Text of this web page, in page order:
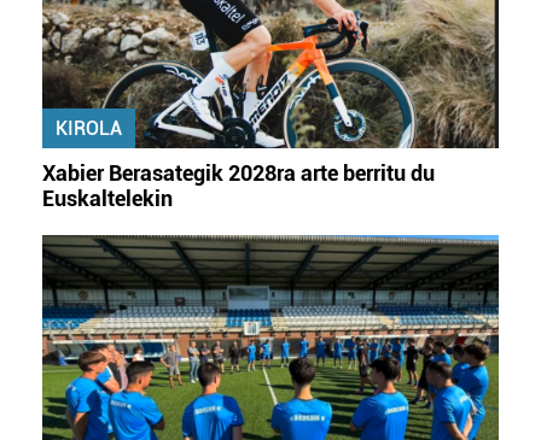
pertsonalizatuak eskaintzeko, iragarkiak eta edukia
neurtzeko, jendeari buruzko informazioa biltzeko eta
produktuak garatzeko. Zure datuak nork eta zertarako
erabiltzen dituen hauta dezakezu.
Bazkide batzuek ez dizute baimenik eskatzen, eta beren
interes komertzial legitimoetan babesten dira. Ikusi gure
duten interes legitimoa eta horren aurka nola egin
dezakezun ikusteko.
Lortu zure datu pertsonalak prozesatzeko moduari
buruzko informazio gehiago eta ezarri zure lehentasunak
datuen atalean. Edozein unetan alda edo ken dezakezu
zure baimena Cookieen adierazpenean.
KIROLA
Xabier Berasategik 2028ra arte berritu du
Euskaltelekin